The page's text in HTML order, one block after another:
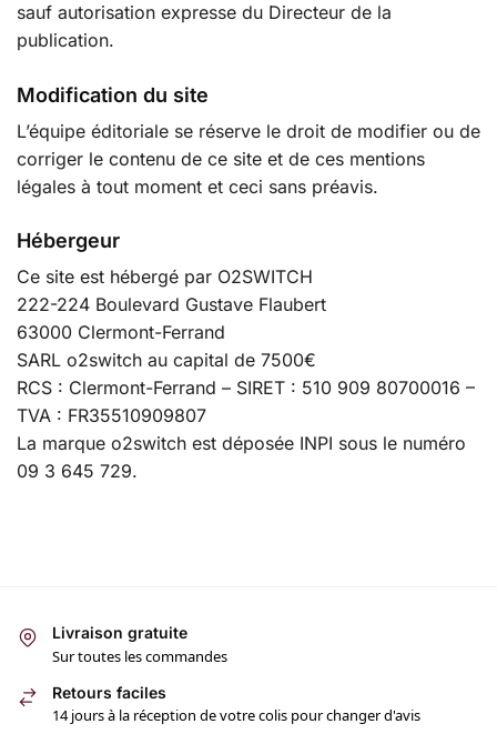
sauf autorisation expresse du Directeur de la
publication.
Modification du site
L’équipe éditoriale se réserve le droit de modifier ou de
corriger le contenu de ce site et de ces mentions
légales à tout moment et ceci sans préavis.
Hébergeur
Ce site est hébergé par O2SWITCH
222-224 Boulevard Gustave Flaubert
63000 Clermont-Ferrand
SARL o2switch au capital de 7500€
RCS : Clermont-Ferrand – SIRET : 510 909 80700016 –
TVA : FR35510909807
La marque o2switch est déposée INPI sous le numéro
09 3 645 729.
Livraison gratuite
Sur toutes les commandes
Retours faciles
14 jours à la réception de votre colis pour changer d'avis